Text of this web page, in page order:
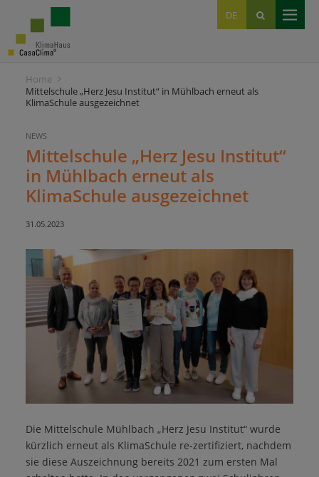
DE
IT
EN
Home
Mittelschule „Herz Jesu Institut“ in Mühlbach erneut als
KlimaSchule ausgezeichnet
NEWS
Mittelschule „Herz Jesu Institut“
in Mühlbach erneut als
KlimaSchule ausgezeichnet
31.05.2023
Die Mittelschule Mühlbach „Herz Jesu Institut“ wurde
kürzlich erneut als KlimaSchule re-zertifiziert, nachdem
sie diese Auszeichnung bereits 2021 zum ersten Mal